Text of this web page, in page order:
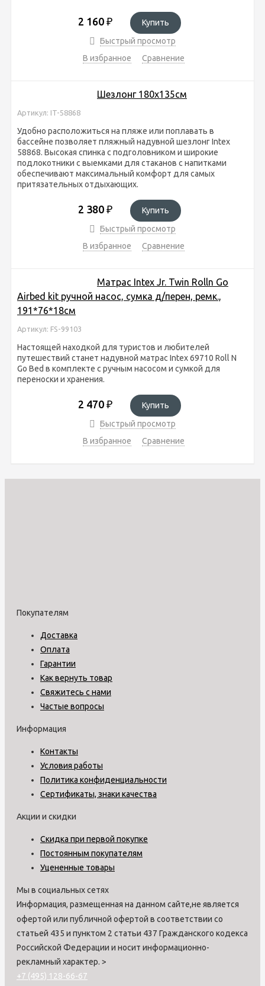
2 160 ₽
Купить
Быстрый просмотр
В избранное
Сравнение
Шезлонг 180х135см
Артикул: IT-58868
Удобно расположиться на пляже или поплавать в
бассейне позволяет пляжный надувной шезлонг Intex
58868. Высокая спинка с подголовником и широкие
подлокотники с выемками для стаканов с напитками
обеспечивают максимальный комфорт для самых
притязательных отдыхающих.
2 380 ₽
Купить
Быстрый просмотр
В избранное
Сравнение
Матрас Intex Jr. Twin Rolln Go
Airbed kit ручной насос, сумка д/перен, ремк.,
191*76*18см
Артикул: FS-99103
Настоящей находкой для туристов и любителей
путешествий станет надувной матрас Intex 69710 Roll N
Go Bed в комплекте с ручным насосом и сумкой для
переноски и хранения.
2 470 ₽
Купить
Быстрый просмотр
В избранное
Сравнение
Покупателям
Доставка
Оплата
Гарантии
Как вернуть товар
Свяжитесь с нами
Частые вопросы
Информация
Контакты
Условия работы
Политика конфиденциальности
Сертификаты, знаки качества
Акции и скидки
Скидка при первой покупке
Постоянным покупателям
Уцененные товары
Мы в социальных сетях
Информация, размещенная на данном сайте,не является
офертой или публичной офертой в соответствии со
статьей 435 и пунктом 2 статьи 437 Гражданского кодекса
Российской Федерации и носит информационно-
рекламный характер. >
+7 (495) 128-66-67